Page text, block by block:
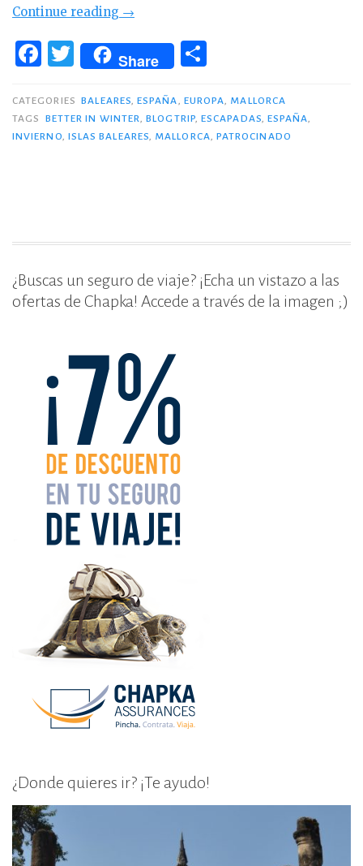
Continue reading «Fin
semana
Mallorca
en
invierno»
→
F
c
e
k
T
w
it
te
Share
m
p
CATEGORIES BALEARES,ESPAÑA, EUROPA, MALLORCA
TAGS
BETTER IN WINTER,BLOGTRIP,ESCAPADAS, ESPAÑA,
INVIERNO, ISLAS BALEARES, MALLORCA, PATROCINADO
¿Buscas un seguro de viaje? ¡Echa un vistazo a las
ofertas de Chapka! Accede a través de la imagen ;)
¿Donde quieres ir? ¡Te ayudo!